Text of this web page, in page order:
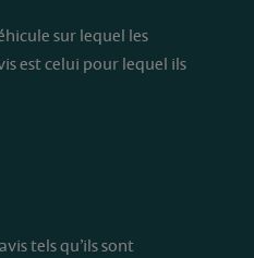
sur lequel les
est celui pour lequel ils
tels qu’ils sont